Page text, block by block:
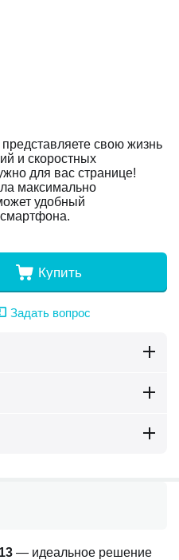
свою жизнь
и скоростных
для вас странице!
максимально
удобный
Купить
Задать вопрос
— идеальное решение